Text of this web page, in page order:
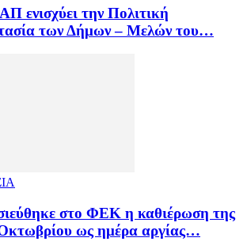
ενισχύει την Πολιτική
των Δήμων – Μελών του…
στο ΦΕΚ η καθιέρωση της
ως ημέρα αργίας…